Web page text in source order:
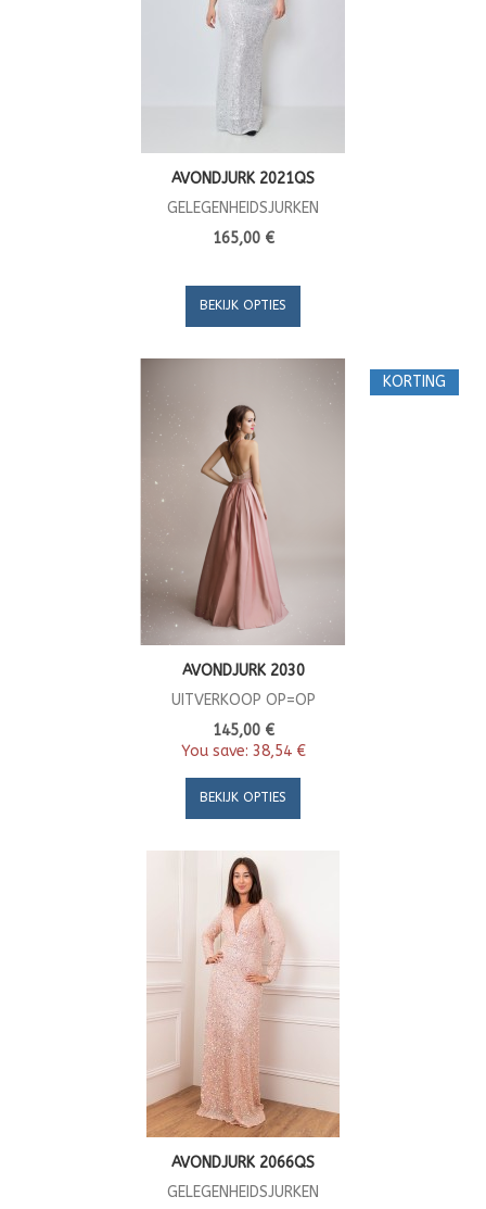
AVONDJURK 2021QS
GELEGENHEIDSJURKEN
165,00 €
BEKIJK OPTIES
KORTING
AVONDJURK 2030
UITVERKOOP OP=OP
145,00 €
You save: 38,54 €
BEKIJK OPTIES
AVONDJURK 2066QS
GELEGENHEIDSJURKEN